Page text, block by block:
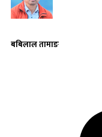
बबिलाल तामाङ